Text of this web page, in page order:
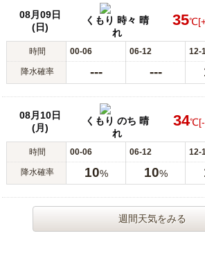
08月09日
(日)
くもり 時々 晴
れ
35℃
時間 00-06 06-12 12-
降水確率 --- ---
08月10日
(月)
くもり のち 晴
れ
34℃
時間 00-06 06-12 12-
降水確率 10% 10%
週間天気をみる